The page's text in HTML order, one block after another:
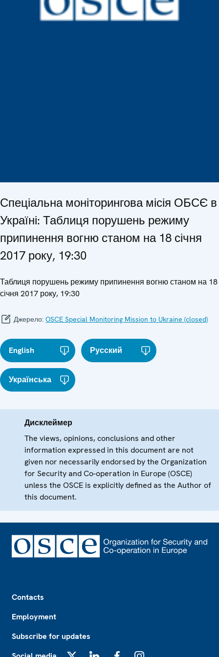
Спеціальна моніторингова місія ОБСЄ в
Україні: Таблиця порушень режиму
припинення вогню станом на 18 січня
2017 року, 19:30
Таблиця порушень режиму припинення вогню станом на 18
січня 2017 року, 19:30
Джерело: OSCE Special Monitoring Mission to Ukraine (closed)
English Русский
Українська
Дисклеймер
The views, opinions, conclusions and other
information expressed in this document are not
given nor necessarily endorsed by the Organization
for Security and Co-operation in Europe (OSCE)
unless the OSCE is explicitly defined as the Author of
this document.
Contacts
Employment
Subscribe for updates